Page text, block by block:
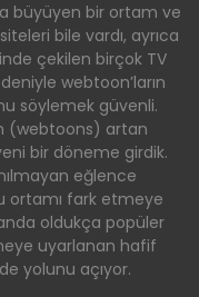
büyüyen bir ortam ve
bile vardı, ayrıca
çekilen birçok TV
webtoon’ların
söylemek güvenli.
(webtoons) artan
bir döneme girdik.
eğlence
ortamı fark etmeye
oldukça popüler
uyarlanan hafif
yolunu açıyor.